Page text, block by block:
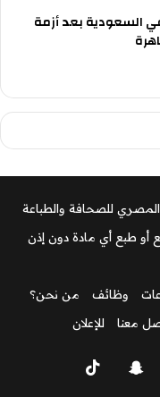
السعودية بعد أزمة
للصحافة والطباعة
أو طبع أي مادة دون إذن
وظائف
من نحن؟
معنا للإعلان
سناب